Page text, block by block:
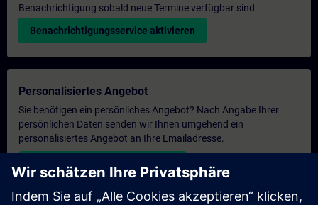
Benachrichtigung sobald neue Termine verfügbar sind.
Benachrichtigungsservice aktivieren
Personalisiertes Angebot
Sie benötigen ein persönliches Angebot? Nach Angabe Ihrer
persönlichen Daten senden wir Ihnen umgehend ein
personalisiertes Angebot an Ihre Emailadresse.
Persönliches Angebot zusenden